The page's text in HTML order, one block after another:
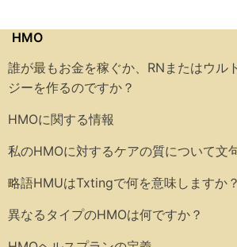
HMO
誰が最もお金を稼ぐか、RNまたはウル
ジーを作るのですか？
HMOに関する情報
私のHMOに対するケアの質について文
略語HMUはTxtingで何を意味しますか？
異なるタイプのHMOは何ですか？